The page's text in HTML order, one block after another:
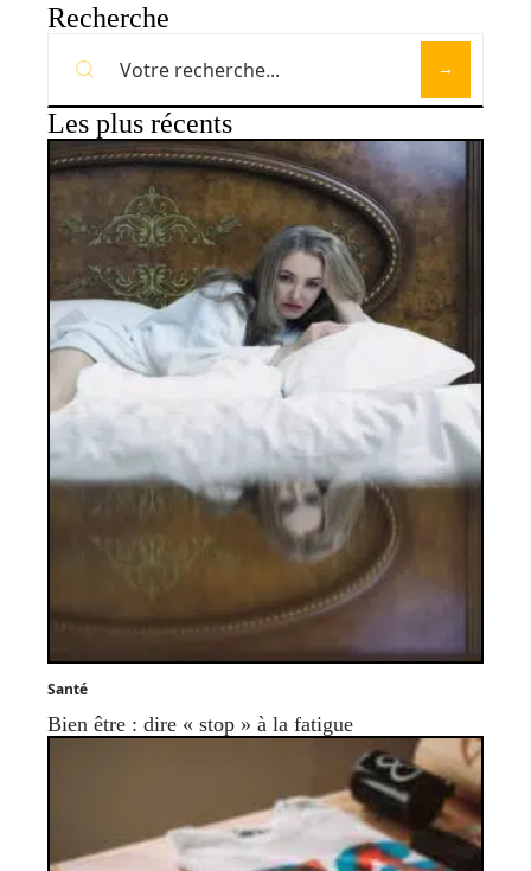
Recherche
Les plus récents
Santé
Bien être : dire « stop » à la fatigue